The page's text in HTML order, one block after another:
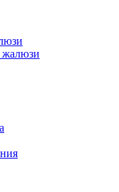
жалюзи